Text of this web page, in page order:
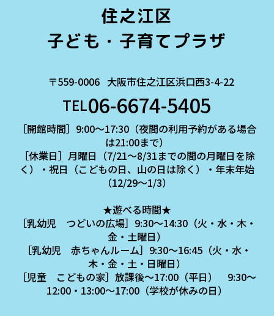
住之江区
子ども・子育てプラザ
〒559-0006 大阪市住之江区浜口西3-4-22
TEL06-6674-5405
［開館時間］9:00～17:30（夜間の利用予約がある場合
は21:00まで）
［休業日］月曜日（7/21～8/31までの間の月曜日を除
く）・祝日（こどもの日、山の日は除く）・年末年始
（12/29～1/3）
★遊べる時間★
［乳幼児 つどいの広場］9:30～14:30（火・水・木・
金・土曜日）
［乳幼児 赤ちゃんルーム］9:30～16:45（火・水・
木・金・土・日曜日）
［児童 こどもの家］放課後～17:00（平日） 9:30～
12:00・13:00～17:00（学校が休みの日）